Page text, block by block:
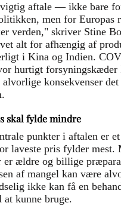
aftale — ikke bare
men for Europas
verden," skriver Stine
alt for afhængig af
i Kina og Indien.
hurtigt forsyningskæder
konsekvenser
skal fylde mindre
punkter i aftalen er
laveste pris fylder mest.
ældre og billige
af mangel kan være
ikke kan få en
at kunne bruge.